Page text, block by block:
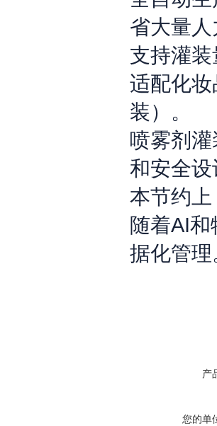
省大量
支持灌
适配化
装）。
喷雾剂
和安全
本节约
随着AI和
据化管理
产
您的单